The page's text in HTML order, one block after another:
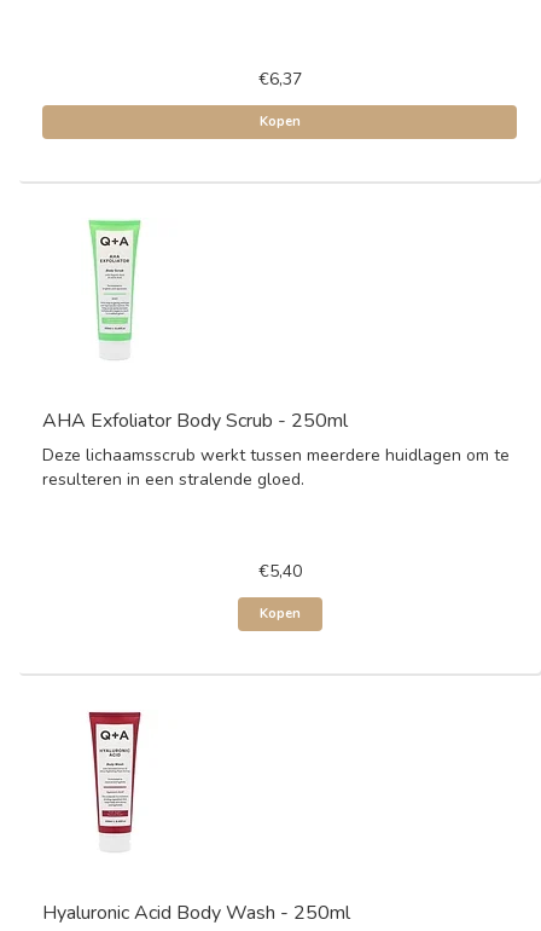
€6,37
Kopen
AHA Exfoliator Body Scrub - 250ml
Deze lichaamsscrub werkt tussen meerdere huidlagen om te
resulteren in een stralende gloed.
€5,40
Kopen
Hyaluronic Acid Body Wash - 250ml